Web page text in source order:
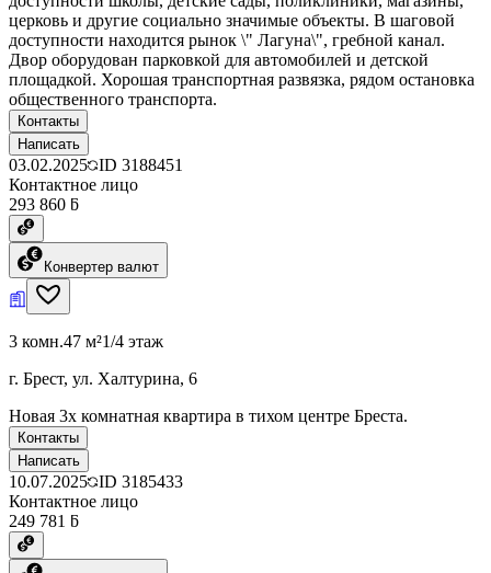
церковь и другие социально значимые объекты. В шаговой
доступности находится рынок \" Лагуна\", гребной канал.
Двор оборудован парковкой для автомобилей и детской
площадкой. Хорошая транспортная развязка, рядом остановка
общественного транспорта.
Контакты
Написать
03.02.2025 ID 3188451
Контактное лицо
293 860 ƃ
Конвертер валют
3 комн.47 м²1/4 этаж
г. Брест, ул. Халтурина, 6
Новая 3х комнатная квартира в тихом центре Бреста.
Контакты
Написать
10.07.2025 ID 3185433
Контактное лицо
249 781 ƃ